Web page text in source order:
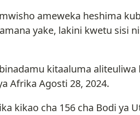
ameweka heshima
yake, lakini kwetu sisi
kitaaluma
Afrika Agosti 28, 2024.
kikao cha 156 cha Bodi ya